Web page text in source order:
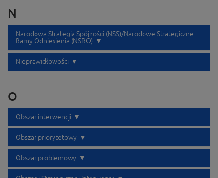
N
Narodowa Strategia Spójności (NSS)/Narodowe Strategiczne
Ramy Odniesienia (NSRO)
Nieprawidłowości
O
Obszar interwencji
Obszar priorytetowy
Obszar problemowy